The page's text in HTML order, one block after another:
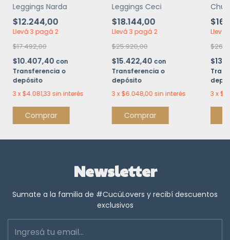
Leggings Narda
$12.244,00
Llevá 3 pagá 2
$17.492,00
$10.407,40 con
Transferencia o
depósito
3 x$4.081,33 sin interés
Comprar
Leggings Ceci
$18.144,00
Llevá 3 pagá 2
$25.920,00
$15.422,40 con
Transferencia o
depósito
3 x$6.048,00 sin interés
Comprar
Llevá
3 x
Newsletter
Sumate a la familia de #CucüLovers y recibí descuentos
exclusivos